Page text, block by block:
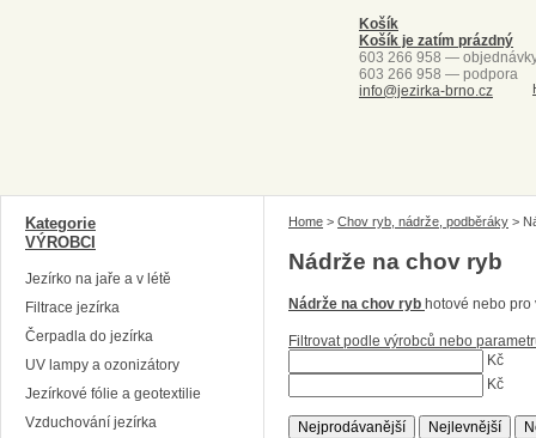
Košík
Košík je zatím prázdný
603 266 958 —
603 266 958 — podpora
info@jezirka-brno.cz
Home > Chov ryb, nádrže, podběráky >
Nádrže na chov ryb
Nádrže na chov ryb hotové nebo
Filtrovat podle výrobců nebo
Kč
Kč
Nejprodávanější Nejlevnější
Kategorie
VÝROBCI
Jezírko na jaře a v létě
Filtrace jezírka
Čerpadla do jezírka
UV lampy a ozonizátory
Jezírkové fólie a geotextilie
Vzduchování jezírka